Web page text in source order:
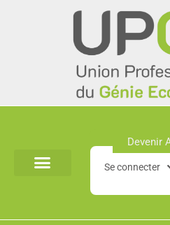
Devenir
Se connecter